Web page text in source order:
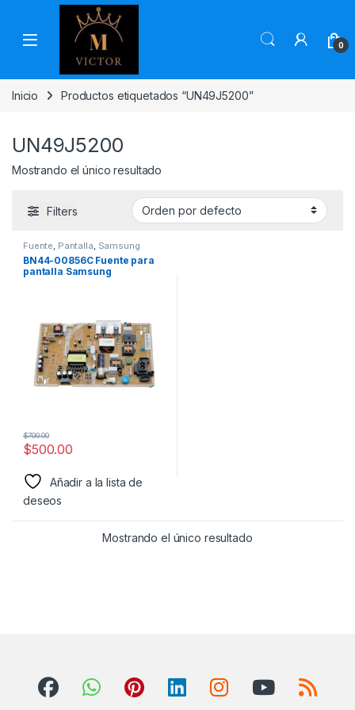
Skip to navigation
Skip to content
0
Inicio Productos etiquetados “UN49J5200”
UN49J5200
Mostrando el único resultado
Filters
Fuente, Pantalla, Samsung
BN44-00856C Fuente para
pantalla Samsung
$500.00
$700.00
Añadir a la lista de
deseos
Mostrando el único resultado